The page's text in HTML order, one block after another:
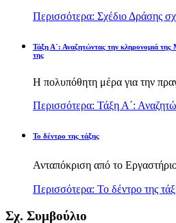
Περισσότερα: Σχέδιο Δράσης
Τάξη Α΄: Αναζητώντας την κληρονομιά
της
Η πολυπόθητη μέρα για την
Περισσότερα: Τάξη Α΄:
Το δέντρο της τάξης
Ανταπόκριση από το
Περισσότερα: Το δέντρο της
Σχ. Συμβούλιο